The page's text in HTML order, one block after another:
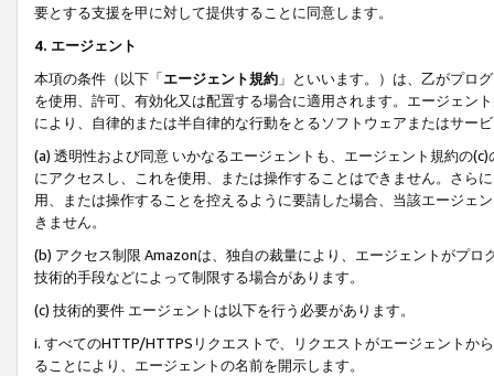
要とする支援を甲に対して提供することに同意します。
4. エージェント
本項の条件（以下「エージェント規約 」といいます。）は、乙がプロ
を使用、許可、有効化又は配置する場合に適用されます。エージェン
により、自律的または半自律的な行動をとるソフトウェアまたはサー
(a) 透明性および同意 いかなるエージェントも、エージェント規約の
にアクセスし、これを使用、または操作することはできません。さら
用、または操作することを控えるように要請した場合、当該エージェ
きません。
(b) アクセス制限 Amazonは、独自の裁量により、エージェントがプ
技術的手段などによって制限する場合があります。
(c) 技術的要件 エージェントは以下を行う必要があります。
i. すべてのHTTP/HTTPSリクエストで、リクエストがエージェントか
ることにより、エージェントの名前を開示します。